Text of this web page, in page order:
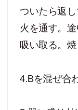
ついたら返
火を通す。
吸い取る。焼
4.Bを混ぜ合